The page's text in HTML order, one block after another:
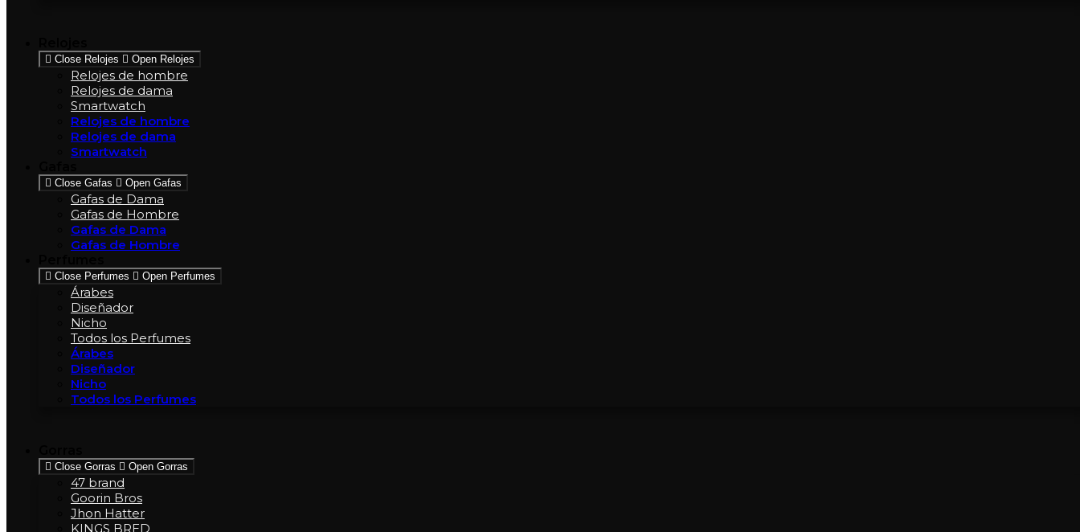
Close Relojes Open Relojes
Relojes de hombre
Relojes de dama
Smartwatch
Relojes de hombre
Relojes de dama
Smartwatch
Close Gafas Open Gafas
Gafas de Dama
Gafas de Hombre
Gafas de Dama
Gafas de Hombre
Close Perfumes Open Perfumes
Árabes
Diseñador
Nicho
Todos los Perfumes
Árabes
Diseñador
Nicho
Todos los Perfumes
Close Gorras Open Gorras
47 brand
Goorin Bros
Jhon Hatter
KINGS BRED